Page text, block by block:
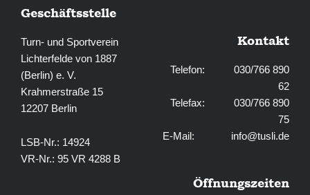
Geschäftsstelle
Turn- und Sportverein
Lichterfelde von 1887
(Berlin) e. V.
Krahmerstraße 15
12207 Berlin
LSB-Nr.: 14924
VR-Nr.: 95 VR 4288 B
Kontakt
Telefon: 030/766 890
62
Telefax: 030/766 890
75
E-Mail: info@tusli.de
Öffnungszeiten